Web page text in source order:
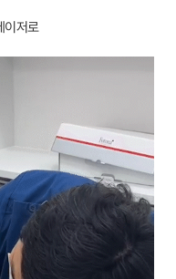
저로